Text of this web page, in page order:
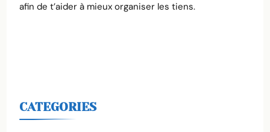
afin de t’aider à mieux organiser les tiens.
CATEGORIES